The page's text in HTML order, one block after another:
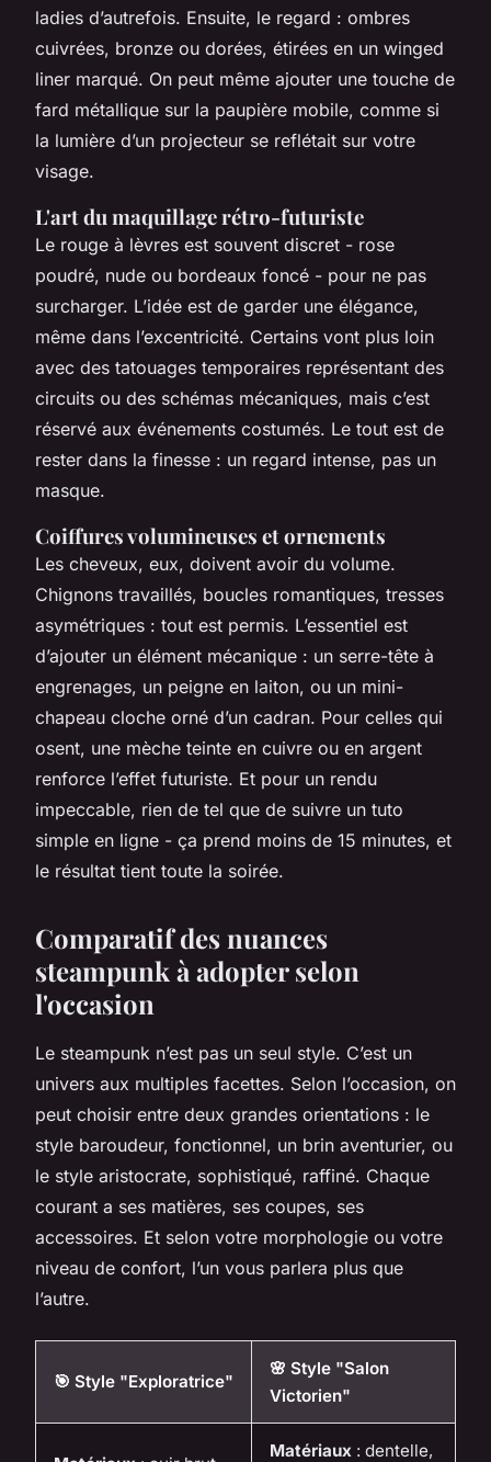
ladies d’autrefois. Ensuite, le regard : ombres
cuivrées, bronze ou dorées, étirées en un winged
liner marqué. On peut même ajouter une touche de
fard métallique sur la paupière mobile, comme si
la lumière d’un projecteur se reflétait sur votre
visage.
L'art du maquillage rétro-futuriste
Le rouge à lèvres est souvent discret - rose
poudré, nude ou bordeaux foncé - pour ne pas
surcharger. L’idée est de garder une élégance,
même dans l’excentricité. Certains vont plus loin
avec des tatouages temporaires représentant des
circuits ou des schémas mécaniques, mais c’est
réservé aux événements costumés. Le tout est de
rester dans la finesse : un regard intense, pas un
masque.
Coiffures volumineuses et ornements
Les cheveux, eux, doivent avoir du volume.
Chignons travaillés, boucles romantiques, tresses
asymétriques : tout est permis. L’essentiel est
d’ajouter un élément mécanique : un serre-tête à
engrenages, un peigne en laiton, ou un mini-
chapeau cloche orné d’un cadran. Pour celles qui
osent, une mèche teinte en cuivre ou en argent
renforce l’effet futuriste. Et pour un rendu
impeccable, rien de tel que de suivre un tuto
simple en ligne - ça prend moins de 15 minutes, et
le résultat tient toute la soirée.
Comparatif des nuances
steampunk à adopter selon
l'occasion
Le steampunk n’est pas un seul style. C’est un
univers aux multiples facettes. Selon l’occasion, on
peut choisir entre deux grandes orientations : le
style baroudeur, fonctionnel, un brin aventurier, ou
le style aristocrate, sophistiqué, raffiné. Chaque
courant a ses matières, ses coupes, ses
accessoires. Et selon votre morphologie ou votre
niveau de confort, l’un vous parlera plus que
l’autre.
🎯 Style "Exploratrice"
🌸 Style "Salon
Victorien"
Matériaux : dentelle,